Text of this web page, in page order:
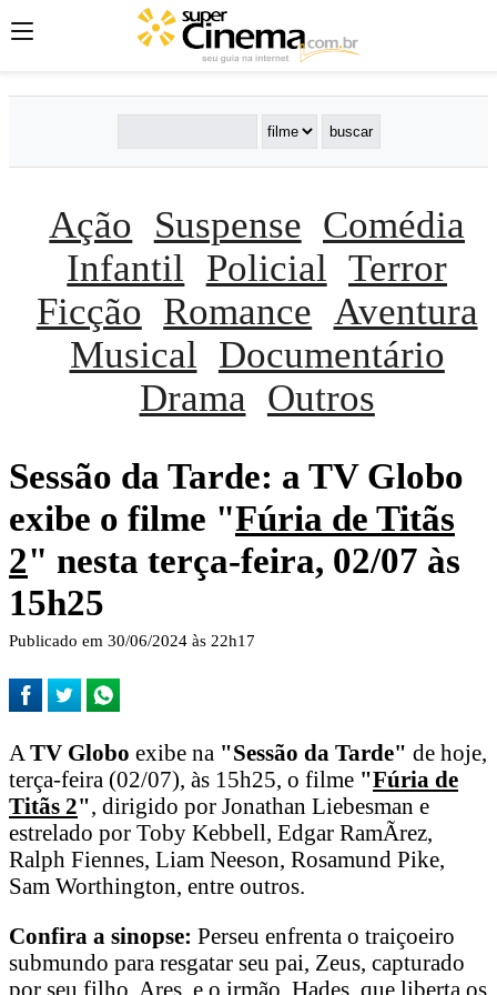
Ação Suspense Comédia
Infantil
Policial Terror
Ficção Romance Aventura
Musical
Documentário
Drama Outros
Sessão da Tarde: a TV Globo
exibe o filme "Fúria de Titãs
2" nesta terça-feira, 02/07 às
15h25
Publicado em 30/06/2024 às 22h17
A TV Globo exibe na "Sessão da Tarde" de hoje,
terça-feira (02/07), às 15h25, o filme "Fúria de
Titãs 2", dirigido por Jonathan Liebesman e
estrelado por Toby Kebbell, Edgar RamÃ­rez,
Ralph Fiennes, Liam Neeson, Rosamund Pike,
Sam Worthington, entre outros.
Confira a sinopse: Perseu enfrenta o traiçoeiro
submundo para resgatar seu pai, Zeus, capturado
por seu filho, Ares, e o irmão, Hades, que liberta os